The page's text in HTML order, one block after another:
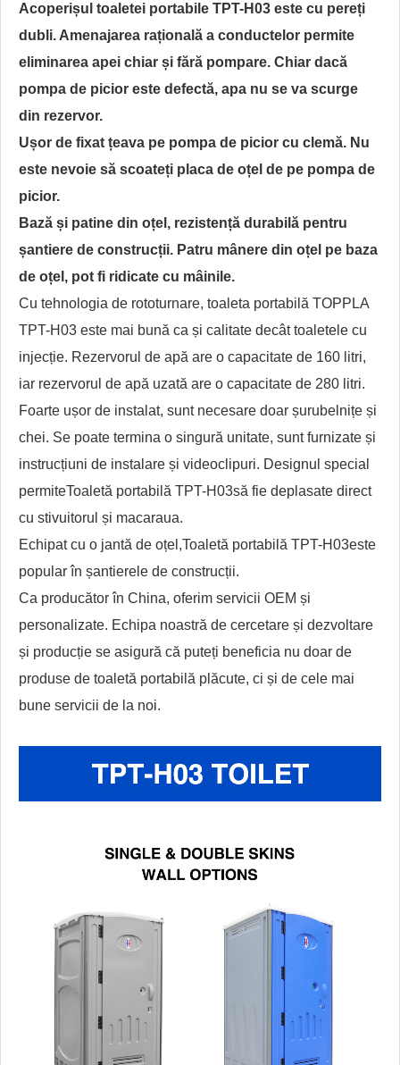
Acoperișul toaletei portabile TPT-H03 este cu pereți
dubli. Amenajarea rațională a conductelor permite
eliminarea apei chiar și fără pompare. Chiar dacă
pompa de picior este defectă, apa nu se va scurge
din rezervor.
Ușor de fixat țeava pe pompa de picior cu clemă. Nu
este nevoie să scoateți placa de oțel de pe pompa de
picior.
Bază și patine din oțel, rezistență durabilă pentru
șantiere de construcții. Patru mânere din oțel pe baza
de oțel, pot fi ridicate cu mâinile.
Cu tehnologia de rototurnare, toaleta portabilă TOPPLA
TPT-H03 este mai bună ca și calitate decât toaletele cu
injecție. Rezervorul de apă are o capacitate de 160 litri,
iar rezervorul de apă uzată are o capacitate de 280 litri.
Foarte ușor de instalat, sunt necesare doar șurubelnițe și
chei. Se poate termina o singură unitate, sunt furnizate și
instrucțiuni de instalare și videoclipuri. Designul special
permiteToaletă portabilă TPT-H03să fie deplasate direct
cu stivuitorul și macaraua.
Echipat cu o jantă de oțel,Toaletă portabilă TPT-H03este
popular în șantierele de construcții.
Ca producător în China, oferim servicii OEM și
personalizate. Echipa noastră de cercetare și dezvoltare
și producție se asigură că puteți beneficia nu doar de
produse de toaletă portabilă plăcute, ci și de cele mai
bune servicii de la noi.